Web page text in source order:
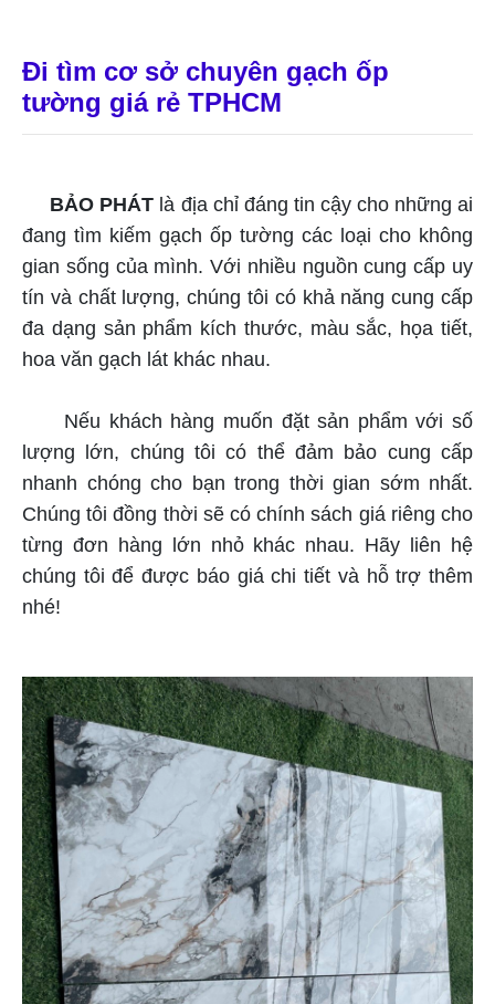
Đi tìm cơ sở chuyên gạch ốp
tường giá rẻ TPHCM
BẢO PHÁT là địa chỉ đáng tin cậy cho những ai
đang tìm kiếm gạch ốp tường các loại cho không
gian sống của mình. Với nhiều nguồn cung cấp uy
tín và chất lượng, chúng tôi có khả năng cung cấp
đa dạng sản phẩm kích thước, màu sắc, họa tiết,
hoa văn gạch lát khác nhau.
Nếu khách hàng muốn đặt sản phẩm với số
lượng lớn, chúng tôi có thể đảm bảo cung cấp
nhanh chóng cho bạn trong thời gian sớm nhất.
Chúng tôi đồng thời sẽ có chính sách giá riêng cho
từng đơn hàng lớn nhỏ khác nhau. Hãy liên hệ
chúng tôi để được báo giá chi tiết và hỗ trợ thêm
nhé!